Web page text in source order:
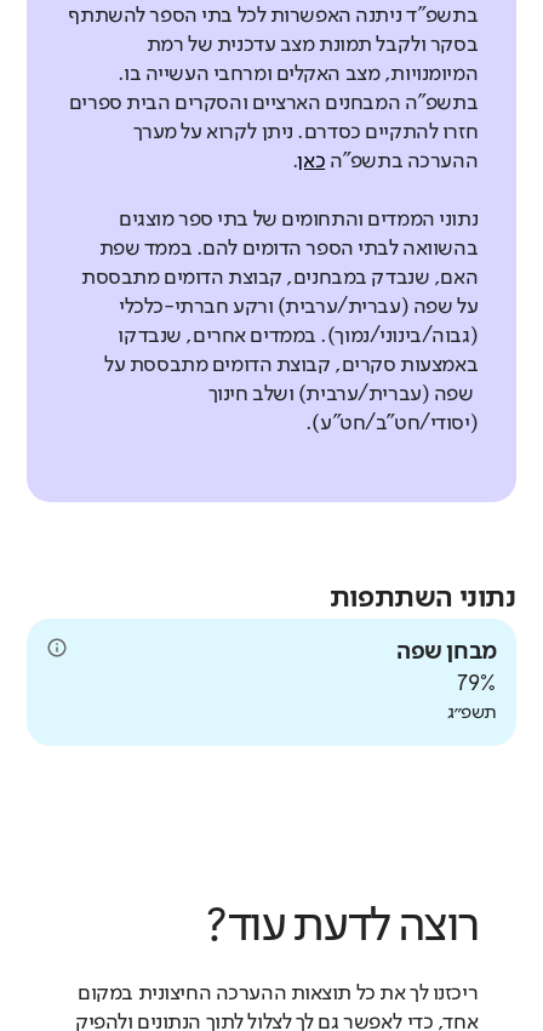
בתשפ"ד ניתנה האפשרות לכל בתי הספר להשתתף
בסקר ולקבל תמונת מצב עדכנית של רמת
המיומנויות, מצב האקלים ומרחבי העשייה בו.
בתשפ"ה המבחנים הארציים והסקרים הבית ספרים
חזרו להתקיים כסדרם. ניתן לקרוא על מערך
ההערכה בתשפ"ה כאן.
נתוני הממדים והתחומים של בתי ספר מוצגים
בהשוואה לבתי הספר הדומים להם. בממד שפת
האם, שנבדק במבחנים, קבוצת הדומים מתבססת
על שפה (עברית/ערבית) ורקע חברתי-כלכלי
(גבוה/בינוני/נמוך). בממדים אחרים, שנבדקו
באמצעות סקרים, קבוצת הדומים מתבססת על
שפה (עברית/ערבית) ושלב חינוך
(יסודי/חט"ב/חט"ע).
נתוני השתתפות
מבחן שפה
79%
תשפ״ג
רוצה לדעת עוד?
ריכזנו לך את כל תוצאות ההערכה החיצונית במקום
אחד, כדי לאפשר גם לך לצלול לתוך הנתונים ולהפיק